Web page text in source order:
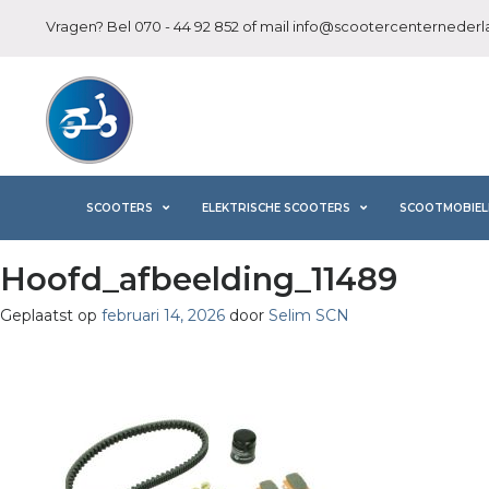
Vragen? Bel 070 - 44 92 852 of mail
SCOOTERS ELEKTRISCHE SCOOTERS
Hoofd_afbeelding_11489
Geplaatst op februari 14, 2026 door Selim SCN